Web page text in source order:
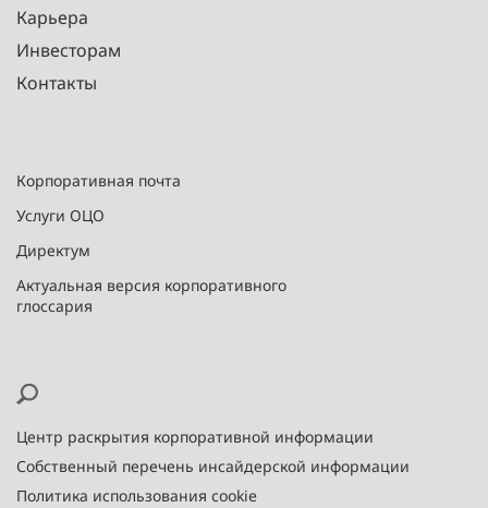
Карьера
Инвесторам
Контакты
Корпоративная почта
Услуги ОЦО
Директум
Актуальная версия корпоративного
глоссария
Центр раскрытия корпоративной информации
Собственный перечень инсайдерской информации
Политика использования cookie